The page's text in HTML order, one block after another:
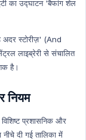
का उद्घाटन 'बैफांग शेल
स्टोरीज़' (And
लाइब्रेरी से संचालित
है।
नियम
विशिष्ट प्रशासनिक और
नीचे दी गई तालिका में